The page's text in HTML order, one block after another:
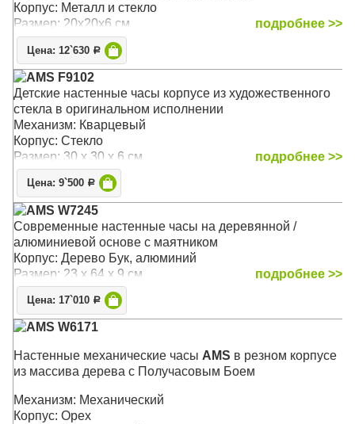
Механизм: Механический Скелетон
Корпус: Полированная латунь
Звуковой сигнал:Гонг
Размер: 62 х 15 х 10 (без учёта маятника и гирь)
Корпус: Металл и стекло
Размер: 20х20х6 см
подробнее >>
Цена: 12`630 Р
AMS F9102
Детские настенные часы корпусе из художественного
стекла в оригинальном исполнении
Механизм: Кварцевый
Корпус: Стекло
Размер: 30 х 30 х 6 см
подробнее >>
Цена: 9`500 Р
AMS W7245
Современные настенные часы на деревянной /
алюминиевой основе с маятником
Корпус: Дерево Бук, алюминий
Размер: 23 х 64 х 9 см
подробнее >>
Цена: 17`010 Р
AMS W6171
Настенные механические часы AMS в резном корпусе
из массива дерева с Получасовым Боем
Механизм: Механический
Корпус: Орех